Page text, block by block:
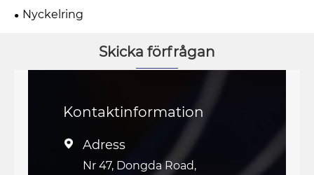
Nyckelring
Skicka förfrågan
Kontaktinformation
 Adress
Nr 47, Dongda Road,